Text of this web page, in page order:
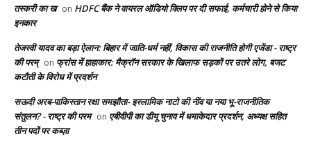
तस्करी का ख on HDFC बैंक ने वायरल ऑडियो क्लिप पर दी सफाई, कर्मचारी होने से किया
इनकार
तेजस्वी यादव का बड़ा ऐलान: बिहार में जाति-धर्म नहीं, विकास की राजनीति होगी एजेंडा - राष्ट्र
की परम् on फ्रांस में हाहाकार: मैक्रॉन सरकार के खिलाफ सड़कों पर उतरे लोग, बजट
कटौती के विरोध में प्रदर्शन
सऊदी अरब-पाकिस्तान रक्षा समझौता- इस्लामिक नाटो की नींव या नया भू-राजनीतिक
संतुलन? - राष्ट्र की परम on एबीवीपी का डीयू चुनाव में धमाकेदार प्रदर्शन, अध्यक्ष सहित
तीन पदों पर कब्ज़ा